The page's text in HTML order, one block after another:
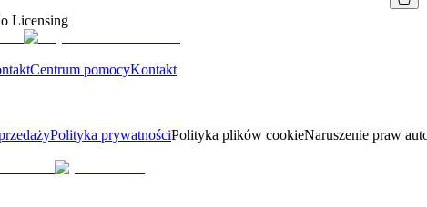
Licensing
Centrum pomocyKontakt
Polityka prywatnościPolityka plików cookieNaruszenie praw